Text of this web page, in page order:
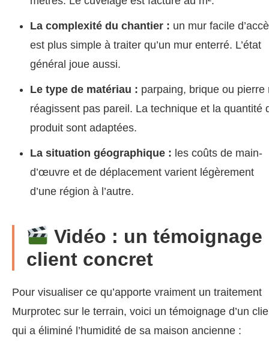
La complexité du chantier : un mur facile
est plus simple à traiter qu’un mur enterré. L’état
général joue aussi.
Le type de matériau : parpaing, brique ou pierre
réagissent pas pareil. La technique et la quantité
produit sont adaptées.
La situation géographique : les coûts de main-
d’œuvre et de déplacement varient légèrement
d’une région à l’autre.
Vidéo : un témoignage
client concret
Pour visualiser ce qu’apporte vraiment un traitement
Murprotec sur le terrain, voici un témoignage d’un
qui a éliminé l’humidité de sa maison ancienne :